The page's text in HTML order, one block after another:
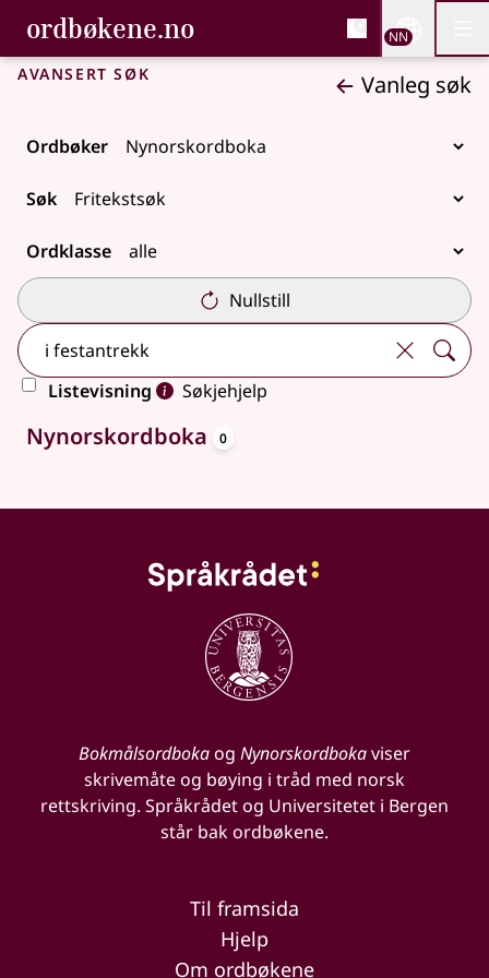
Gå til hovudinnhald
Tilgjenge
ordbøkene.no, Bokmålsordboka og
Bokmålsordboka og Nynorskordboka
NN
Avansert søk Vanleg søk
Ordbøker
Søk
Ordklasse
Nullstill
Listevisning
Søkjehjelp
Ingen treff
Nynorskordboka 0
Bokmålsordbokaog Nynorskordbokaviser
skrivemåte og bøying i tråd med norsk
rettskriving. Språkrådet og Universitetet i Bergen
står bak ordbøkene.
Til framsida
Hjelp
Om ordbøkene